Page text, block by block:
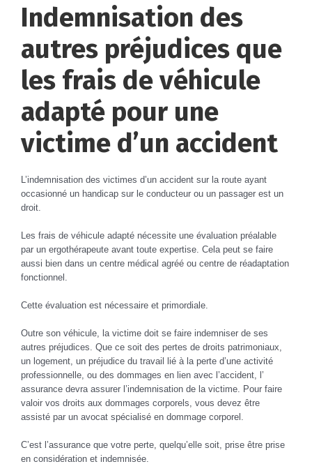
Indemnisation des
autres préjudices que
les frais de véhicule
adapté pour une
victime d’un accident
L’indemnisation des victimes d’un accident sur la route ayant
occasionné un handicap sur le conducteur ou un passager est un
droit.
Les frais de véhicule adapté nécessite une évaluation préalable
par un ergothérapeute avant toute expertise. Cela peut se faire
aussi bien dans un centre médical agréé ou centre de réadaptation
fonctionnel.
Cette évaluation est nécessaire et primordiale.
Outre son véhicule, la victime doit se faire indemniser de ses
autres préjudices. Que ce soit des pertes de droits patrimoniaux,
un logement, un préjudice du travail lié à la perte d’une activité
professionnelle, ou des dommages en lien avec l’accident, l’
assurance devra assurer l’indemnisation de la victime. Pour faire
valoir vos droits aux dommages corporels, vous devez être
assisté par un avocat spécialisé en dommage corporel.
C’est l’assurance que votre perte, quelqu’elle soit, prise être prise
en considération et indemnisée.